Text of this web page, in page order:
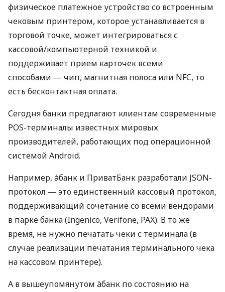
физическое платежное устройство со встроенным
чековым принтером, которое устанавливается в
торговой точке, может интегрироваться с
кассовой/компьютерной техникой и
поддерживает прием карточек всеми
способами — чип, магнитная полоса или NFC, то
есть бесконтактная оплата.
Сегодня банки предлагают клиентам современные
POS-терминалы известных мировых
производителей, работающих под операционной
системой Android.
Например, àбанк и ПриватБанк разработали JSON-
протокол — это единственный кассовый протокол,
поддерживающий сочетание со всеми вендорами
в парке банка (Ingenico, Verifone, PAX). В то же
время, не нужно печатать чеки с терминала (в
случае реализации печатания терминального чека
на кассовом принтере).
А в вышеупомянутом àбанк по состоянию на